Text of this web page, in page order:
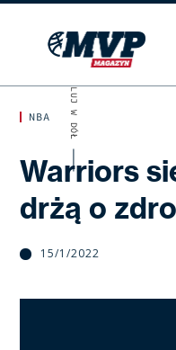
NBA
Warriors
drżą o
15/1/2022
SKROLUJ W DÓŁ